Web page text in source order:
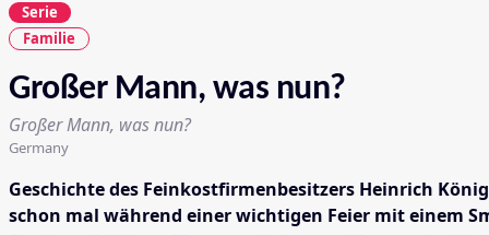
Serie
Familie
Großer Mann, was nun?
Großer Mann, was nun?
Germany
Geschichte des Feinkostfirmenbesitzers Heinrich
schon mal während einer wichtigen Feier mit einem